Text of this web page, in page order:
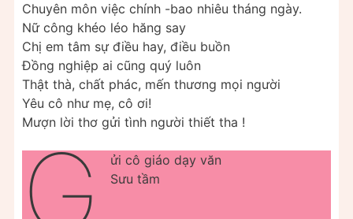
Chuyên môn việc chính -bao nhiêu tháng ngày.
Nữ công khéo léo hăng say
Chị em tâm sự điều hay, điều buồn
Đồng nghiệp ai cũng quý luôn
Thật thà, chất phác, mến thương mọi người
Yêu cô như mẹ, cô ơi!
Mượn lời thơ gửi tình người thiết tha !
G
ửi cô giáo dạy văn
Sưu tầm